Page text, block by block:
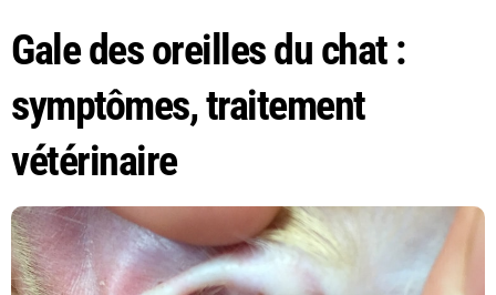
Gale des oreilles du chat :
symptômes, traitement
vétérinaire